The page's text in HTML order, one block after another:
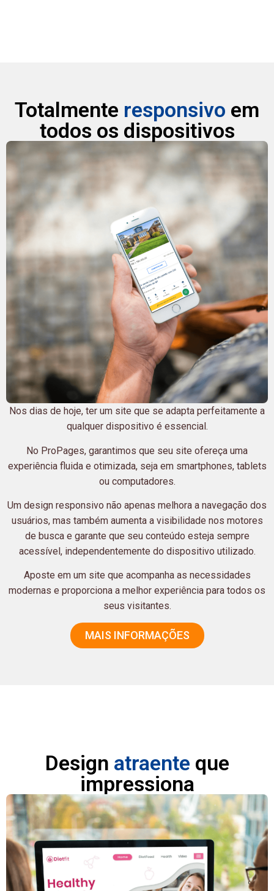
Totalmente responsivo em
todos os dispositivos
Nos dias de hoje, ter um site que se adapta perfeitamente a
qualquer dispositivo é essencial.
No ProPages, garantimos que seu site ofereça uma
experiência fluida e otimizada, seja em smartphones, tablets
ou computadores.
Um design responsivo não apenas melhora a navegação dos
usuários, mas também aumenta a visibilidade nos motores
de busca e garante que seu conteúdo esteja sempre
acessível, independentemente do dispositivo utilizado.
Aposte em um site que acompanha as necessidades
modernas e proporciona a melhor experiência para todos os
seus visitantes.
MAIS INFORMAÇÕES
Design atraente que
impressiona